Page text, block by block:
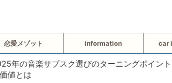
恋愛メゾット information car